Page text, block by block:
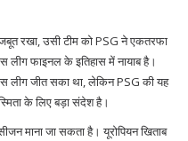
रखा, उसी टीम को PSG ने एकतरफा
लीग फाइनल के इतिहास में नायाब है।
लीग जीत सका था, लेकिन PSG की यह
के लिए बड़ा संदेश है।
माना जा सकता है। यूरोपियन खिताब